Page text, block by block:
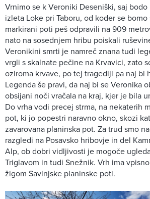
Vrnimo se k Veroniki Deseniški, saj
izleta Loke pri Taboru, od koder se
markirani poti peš odpravili na 909
nato na sosednjem hribu poiskali
Veronikini smrti je namreč znana tudi
vrgli s skalnate pečine na Krvavici, zato
oziroma krvave, po tej tragediji pa naj bi
Legenda še pravi, da naj bi se Veronika
obsijani noči vračala na kraj, kjer je bila
Do vrha vodi precej strma, na nekaterih
pot, ki jo popestri naravno okno, skozi
zavarovana planinska pot. Za trud smo
razgledi na Posavsko hribovje in del
Alp, ob dobri vidljivosti je mogoče
Triglavom in tudi Snežnik. Vrh ima
žigom Savinjske planinske poti.